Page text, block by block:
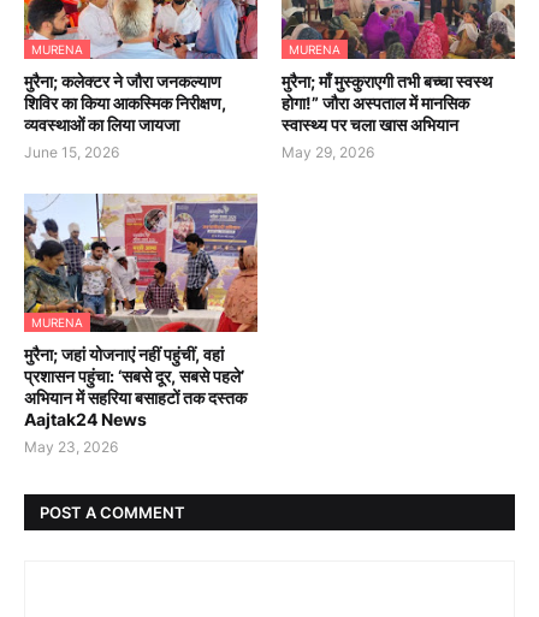
MURENA
मुरैना; कलेक्टर ने जौरा जनकल्याण
शिविर का किया आकस्मिक निरीक्षण,
व्यवस्थाओं का लिया जायजा
June 15, 2026
MURENA
मुरैना; माँ मुस्कुराएगी तभी बच्चा स्वस्थ
होगा!” जौरा अस्पताल में मानसिक
स्वास्थ्य पर चला खास अभियान
May 29, 2026
MURENA
मुरैना; जहां योजनाएं नहीं पहुंचीं, वहां
प्रशासन पहुंचा: ‘सबसे दूर, सबसे पहले’
अभियान में सहरिया बसाहटों तक दस्तक
Aajtak24 News
May 23, 2026
POST A COMMENT